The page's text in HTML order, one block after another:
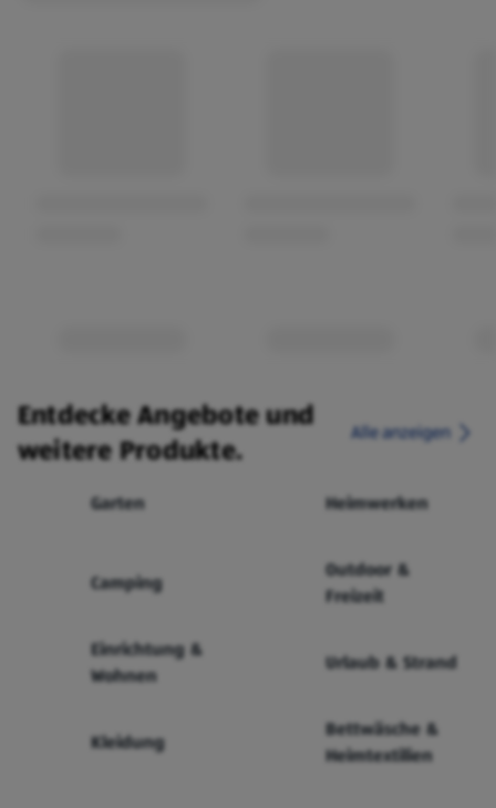
Entdecke Angebote und
weitere Produkte.
Alle anzeigen
Garten Heimwerken
Camping
Outdoor &
Freizeit
Einrichtung &
Wohnen
Urlaub & Strand
Kleidung
Bettwäsche &
Heimtextilien